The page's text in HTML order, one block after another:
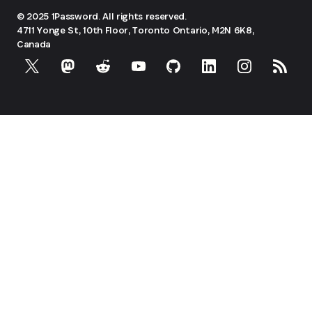
© 2025 1Password. All rights reserved.
4711 Yonge St, 10th Floor, Toronto Ontario, M2N 6K8,
Canada